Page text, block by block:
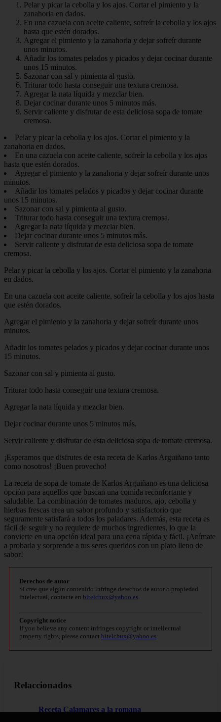
Pelar y picar la cebolla y los ajos. Cortar el pimiento y la
zanahoria en dados.
En una cazuela con aceite caliente, sofreír la cebolla y los ajos
hasta que estén dorados.
Agregar el pimiento y la zanahoria y dejar sofreír durante
unos minutos.
Añadir los tomates pelados y picados y dejar cocinar durante
unos 15 minutos.
Sazonar con sal y pimienta al gusto.
Triturar todo hasta conseguir una textura cremosa.
Agregar la nata líquida y mezclar bien.
Dejar cocinar durante unos 5 minutos más.
Servir caliente y disfrutar de esta deliciosa sopa de tomate
cremosa.
Pelar y picar la cebolla y los ajos. Cortar el pimiento y la
zanahoria en dados.
En una cazuela con aceite caliente, sofreír la cebolla y los ajos
hasta que estén dorados.
Agregar el pimiento y la zanahoria y dejar sofreír durante unos
minutos.
Añadir los tomates pelados y picados y dejar cocinar durante
unos 15 minutos.
Sazonar con sal y pimienta al gusto.
Triturar todo hasta conseguir una textura cremosa.
Agregar la nata líquida y mezclar bien.
Dejar cocinar durante unos 5 minutos más.
Servir caliente y disfrutar de esta deliciosa sopa de tomate
cremosa.
Pelar y picar la cebolla y los ajos. Cortar el pimiento y la zanahoria
en dados.
En una cazuela con aceite caliente, sofreír la cebolla y los ajos hasta
que estén dorados.
Agregar el pimiento y la zanahoria y dejar sofreír durante unos
minutos.
Añadir los tomates pelados y picados y dejar cocinar durante unos
15 minutos.
Sazonar con sal y pimienta al gusto.
Triturar todo hasta conseguir una textura cremosa.
Agregar la nata líquida y mezclar bien.
Dejar cocinar durante unos 5 minutos más.
Servir caliente y disfrutar de esta deliciosa sopa de tomate cremosa.
¡Esperamos que disfrutes de esta receta de Karlos Arguiñano tanto
como nosotros! ¡Buen provecho!
La receta de sopa de tomate de Karlos Arguiñano es una deliciosa
opción para aquellos que buscan una comida reconfortante y
saludable. La combinación de tomates maduros, ajo, cebolla y
hierbas frescas crea un sabor profundo y satisfactorio que
seguramente satisfará a todos los paladares. Además, esta receta es
fácil de seguir y no requiere de muchos ingredientes, lo que la
convierte en una opción ideal para una cena rápida y fácil. ¡Anímate
a probarla y sorprende a tus seres queridos con un plato lleno de
sabor!
Derechos de autor
Si cree que algún contenido infringe derechos de autor o propiedad
intelectual, contacte en bitelchux@yahoo.es.
Copyright notice
If you believe any content infringes copyright or intellectual
property rights, please contact bitelchux@yahoo.es.
Relaccionados
Receta Calamares a la romana